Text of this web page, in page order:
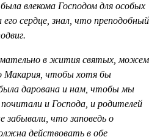
влекома Господом для особых
его сердце, знал, что преподобный
в жития святых, можем
Макария, чтобы хотя бы
дарована и нам, чтобы мы
и Господа, и родителей
забывали, что заповедь о
действовать в обе